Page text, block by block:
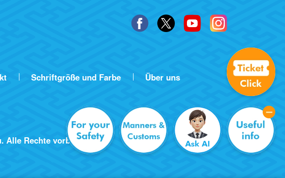
Schriftgröße und Farbe Über uns
Alle Rechte vorbehalten.